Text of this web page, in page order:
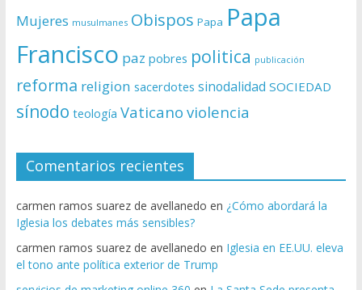
Mujeres musulmanes Obispos Papa Papa
Francisco paz pobres politica publicación
reforma religion sacerdotes sinodalidad SOCIEDAD
sínodo teología Vaticano violencia
Comentarios recientes
carmen ramos suarez de avellanedo en ¿Cómo abordará la
Iglesia los debates más sensibles?
carmen ramos suarez de avellanedo en Iglesia en EE.UU. eleva
el tono ante política exterior de Trump